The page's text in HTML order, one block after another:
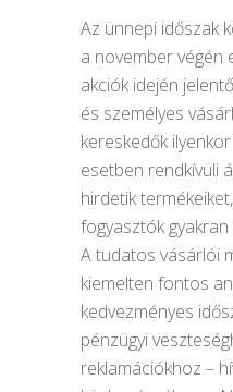
Az ünnepi időszak
a november végén
akciók idején
és személyes
kereskedők
esetben rendkívüli
hirdetik
fogyasztók
A tudatos vásárlói
kiemelten fontos
kedvezményes
pénzügyi
reklamációkhoz –